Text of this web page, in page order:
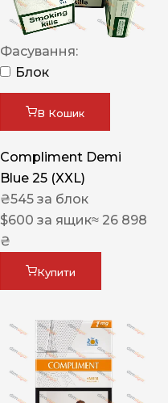
Фасування:
Блок
В Кошик
Compliment Demi
Blue 25 (XXL)
₴545 за блок
$600 за ящик≈ 26 898
₴
Купити